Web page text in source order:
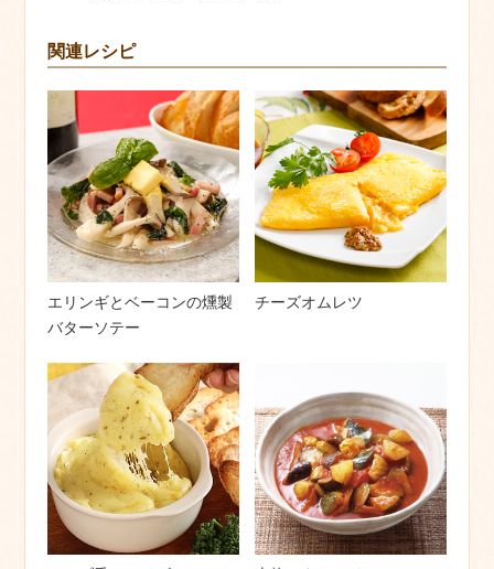
関連レシピ
エリンギとベーコンの燻製
バターソテー
チーズオムレツ